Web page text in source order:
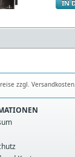
IN
zzgl.